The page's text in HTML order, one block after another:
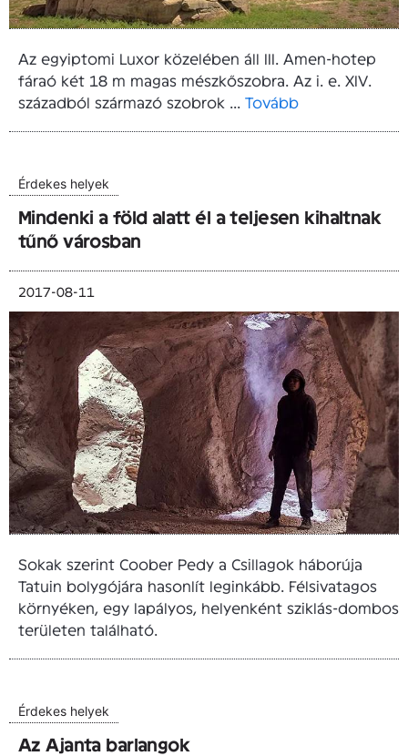
Az egyiptomi Luxor közelében áll III. Amen-hotep
fáraó két 18 m magas mészkőszobra. Az i. e. XIV.
századból származó szobrok ... Tovább
Érdekes helyek
Mindenki a föld alatt él a teljesen kihaltnak
tűnő városban
2017-08-11
Sokak szerint Coober Pedy a Csillagok háborúja
Tatuin bolygójára hasonlít leginkább. Félsivatagos
környéken, egy lapályos, helyenként sziklás-dombos
területen található.
Érdekes helyek
Az Ajanta barlangok